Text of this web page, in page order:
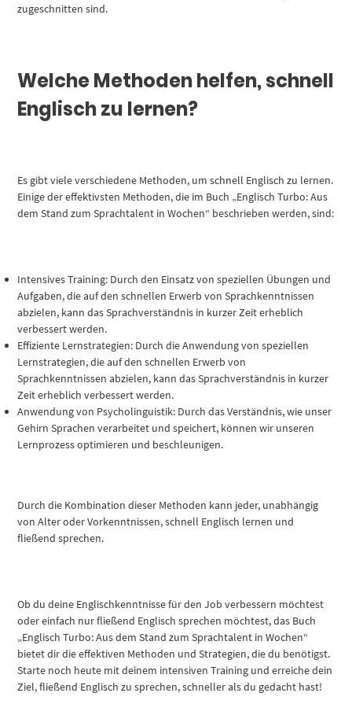
zugeschnitten sind.
Welche Methoden helfen, schnell
Englisch zu lernen?
Es gibt viele verschiedene Methoden, um schnell Englisch zu lernen.
Einige der effektivsten Methoden, die im Buch „Englisch Turbo: Aus
dem Stand zum Sprachtalent in Wochen“ beschrieben werden, sind:
Intensives Training: Durch den Einsatz von speziellen Übungen und
Aufgaben, die auf den schnellen Erwerb von Sprachkenntnissen
abzielen, kann das Sprachverständnis in kurzer Zeit erheblich
verbessert werden.
Effiziente Lernstrategien: Durch die Anwendung von speziellen
Lernstrategien, die auf den schnellen Erwerb von
Sprachkenntnissen abzielen, kann das Sprachverständnis in kurzer
Zeit erheblich verbessert werden.
Anwendung von Psycholinguistik: Durch das Verständnis, wie unser
Gehirn Sprachen verarbeitet und speichert, können wir unseren
Lernprozess optimieren und beschleunigen.
Durch die Kombination dieser Methoden kann jeder, unabhängig
von Alter oder Vorkenntnissen, schnell Englisch lernen und
fließend sprechen.
Ob du deine Englischkenntnisse für den Job verbessern möchtest
oder einfach nur fließend Englisch sprechen möchtest, das Buch
„Englisch Turbo: Aus dem Stand zum Sprachtalent in Wochen“
bietet dir die effektiven Methoden und Strategien, die du benötigst.
Starte noch heute mit deinem intensiven Training und erreiche dein
Ziel, fließend Englisch zu sprechen, schneller als du gedacht hast!